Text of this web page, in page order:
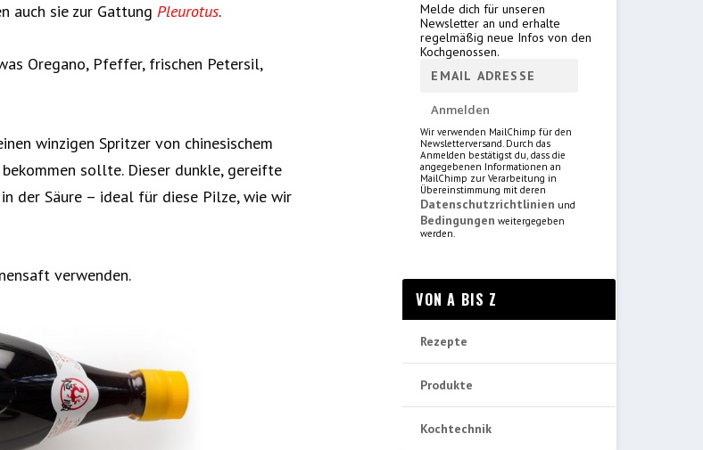
auch sie zur Gattung Pleurotus.
Oregano, Pfeffer, frischen Petersil,
winzigen Spritzer von chinesischem
sollte. Dieser dunkle, gereifte
der Säure – ideal für diese Pilze, wie wir
verwenden.
Melde dich für unseren
Newsletter an und erhalte
regelmäßig neue Infos von den
Kochgenossen.
Wir verwenden MailChimp für den
Newsletterversand. Durch das
Anmelden bestätigst du, dass die
angegebenen Informationen an
MailChimp zur Verarbeitung in
Übereinstimmung mit deren
Datenschutzrichtlinien und
Bedingungen weitergegeben
werden.
VON A BIS Z
Rezepte
Produkte
Kochtechnik